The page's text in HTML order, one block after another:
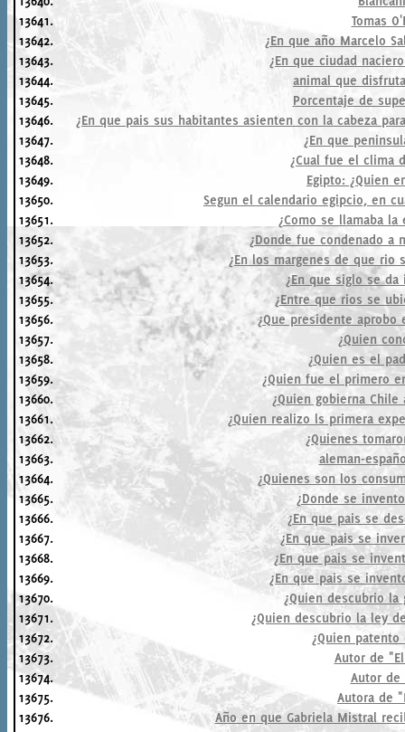
13641.
Tomas
13642.
¿En que año Marcelo
13643.
¿En que ciudad
13644.
animal que
13645.
Porcentaje de
13646.
¿En que pais sus habitantes asienten con la cabeza
13647.
¿En que
13648.
¿Cual fue el clima
13649.
Egipto: ¿Quien
13650.
Segun el calendario egipcio, en
13651.
¿Como se llamaba la
13652.
¿Donde fue condenado a
13653.
¿En los margenes de que rio
13654.
¿En que siglo se da
13655.
¿Entre que rios se
13656.
¿Que presidente aprobo
13657.
¿Quien
13658.
¿Quien es el
13659.
¿Quien fue el primero
13660.
¿Quien gobierna
13661.
¿Quien realizo ls primera
13662.
¿Quienes
13663.
aleman-
13664.
¿Quienes son los
13665.
¿Donde se
13666.
¿En que pais se
13667.
¿En que pais se
13668.
¿En que pais se
13669.
¿En que pais se
13670.
¿Quien descubrio la
13671.
¿Quien descubrio la ley
13672.
¿Quien
13673.
Autor de
13674.
Autor de
13675.
Autora de
13676.
Año en que Gabriela Mistral